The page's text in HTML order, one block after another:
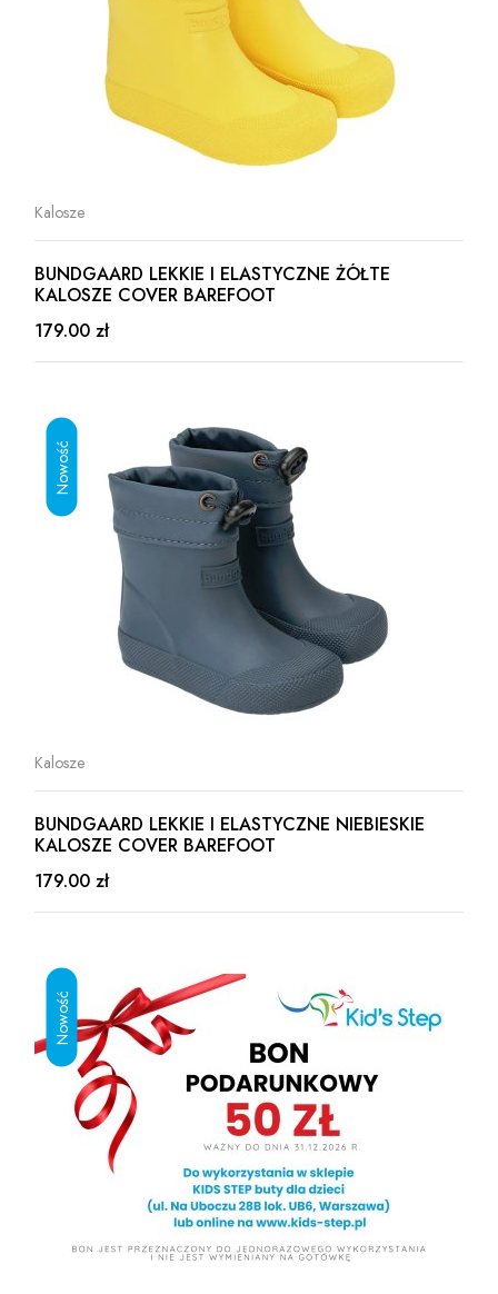
Kalosze
BUNDGAARD LEKKIE I ELASTYCZNE ŻÓŁTE
KALOSZE COVER BAREFOOT
179.00 zł
Kalosze
BUNDGAARD LEKKIE I ELASTYCZNE NIEBIESKIE
KALOSZE COVER BAREFOOT
179.00 zł